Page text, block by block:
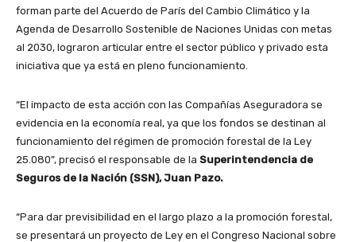
forman parte del Acuerdo de París del Cambio Climático y la
Agenda de Desarrollo Sostenible de Naciones Unidas con metas
al 2030, lograron articular entre el sector público y privado esta
iniciativa que ya está en pleno funcionamiento.
“El impacto de esta acción con las Compañías Aseguradora se
evidencia en la economía real, ya que los fondos se destinan al
funcionamiento del régimen de promoción forestal de la Ley
25.080”, precisó el responsable de la Superintendencia de
Seguros de la Nación (SSN), Juan Pazo.
“Para dar previsibilidad en el largo plazo a la promoción forestal,
se presentará un proyecto de Ley en el Congreso Nacional sobre